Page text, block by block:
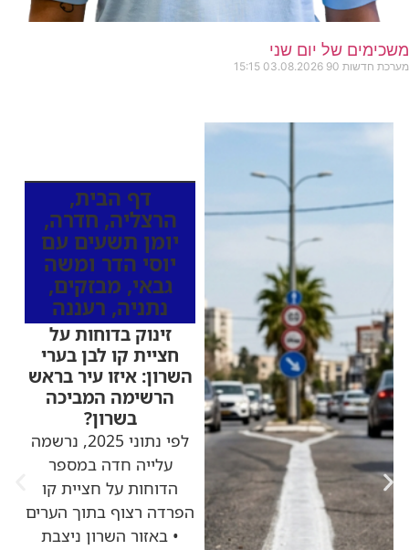
משכימים של יום שני
מערכת חדשות 90 03.08.2026
15:15
דף הבית,
הרצליה, חדרה,
יומן תשעים עם
יוסי הדר ומשה
גבאי, מבזקים,
נתניה, רעננה
זינוק בדוחות על
חציית קו לבן בערי
השרון: איזו עיר בראש
הרשימה המביכה
בשרון?
לפי נתוני 2025, נרשמה
עלייה חדה במספר
הדוחות על חציית קו
הפרדה רצוף בתוך הערים
• באזור השרון ניצבת